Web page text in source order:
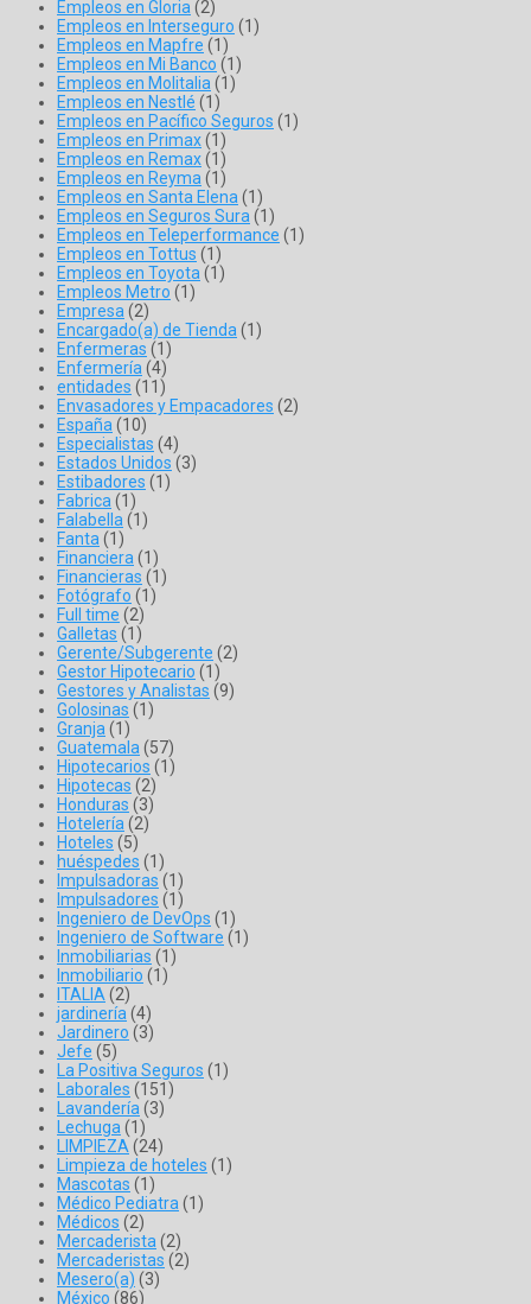
Empleos en Gloria(2)
Empleos en Interseguro (1)
Empleos en Mapfre (1)
Empleos en Mi Banco (1)
Empleos en Molitalia(1)
Empleos en Nestlé (1)
Empleos en Pacífico Seguros (1)
Empleos en Primax(1)
Empleos en Remax(1)
Empleos en Reyma(1)
Empleos en Santa Elena(1)
Empleos en Seguros Sura(1)
Empleos en Teleperformance (1)
Empleos en Tottus (1)
Empleos en Toyota(1)
Empleos Metro (1)
Empresa(2)
Encargado(a) de Tienda(1)
Enfermeras (1)
Enfermería(4)
entidades (11)
Envasadores y Empacadores (2)
España(10)
Especialistas (4)
Estados Unidos (3)
Estibadores (1)
Fabrica(1)
Falabella(1)
Fanta(1)
Financiera(1)
Financieras (1)
Fotógrafo (1)
Full time (2)
Galletas (1)
Gerente/Subgerente (2)
Gestor Hipotecario (1)
Gestores y Analistas (9)
Golosinas (1)
Granja(1)
Guatemala(57)
Hipotecarios (1)
Hipotecas (2)
Honduras (3)
Hotelería(2)
Hoteles (5)
huéspedes (1)
Impulsadoras (1)
Impulsadores (1)
Ingeniero de DevOps (1)
Ingeniero de Software (1)
Inmobiliarias (1)
Inmobiliario (1)
ITALIA(2)
jardinería(4)
Jardinero (3)
Jefe (5)
La Positiva Seguros (1)
Laborales (151)
Lavandería(3)
Lechuga(1)
LIMPIEZA(24)
Limpieza de hoteles (1)
Mascotas (1)
Médico Pediatra(1)
Médicos (2)
Mercaderista(2)
Mercaderistas (2)
Mesero(a) (3)
México (86)